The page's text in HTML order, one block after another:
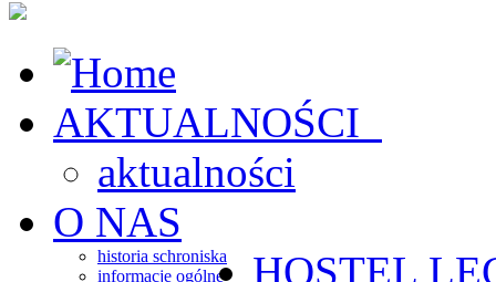
AKTUALNOŚCI
aktualności
O NAS
historia schroniska
informacje ogólne
HOSTEL